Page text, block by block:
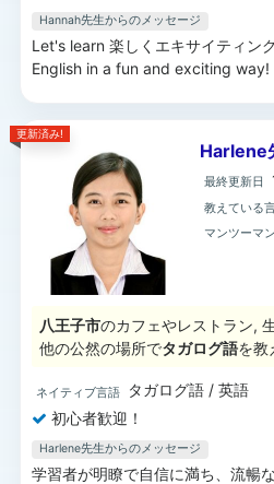
Hannah先生からのメッセージ
Let's learn 楽しくエキサイティン
English in a fun and exciting way!
更新済み!
Harlene
最終更新日
教えている
マンツーマ
八王子市のカフェやレストラン,
他の公然の場所でタガログ語を教
ネイティブ言語 タガログ語 / 英語
初心者歓迎！
Harlene先生からのメッセージ
学習者が明瞭で自信に満ち、流暢